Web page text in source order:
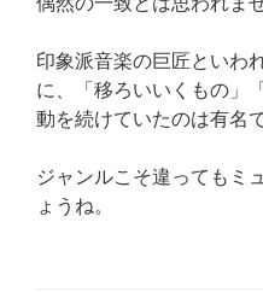
印象派音楽の巨匠といわ
に、「移ろいいくもの」
動を続けていたのは有名で
ジャンルこそ違ってもミ
ょうね。